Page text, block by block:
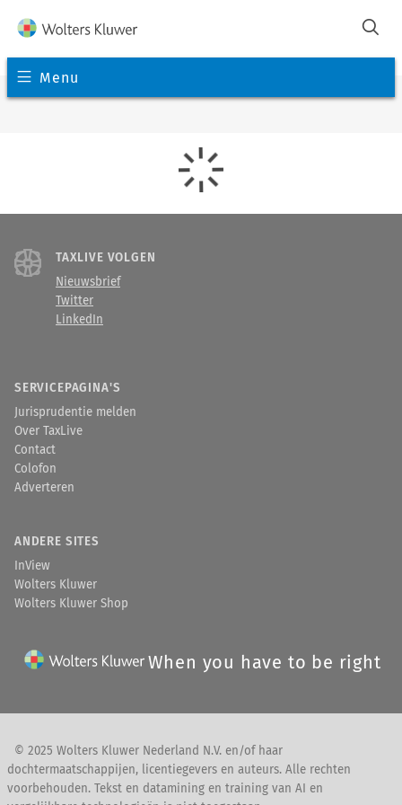
Menu
TAXLIVE VOLGEN
Nieuwsbrief
Twitter
LinkedIn
SERVICEPAGINA'S
Jurisprudentie melden
Over TaxLive
Contact
Colofon
Adverteren
ANDERE SITES
InView
Wolters Kluwer
Wolters Kluwer Shop
When you have to be right
© 2025 Wolters Kluwer Nederland N.V. en/of haar
dochtermaatschappijen, licentiegevers en auteurs. Alle rechten
voorbehouden. Tekst en datamining en training van AI en